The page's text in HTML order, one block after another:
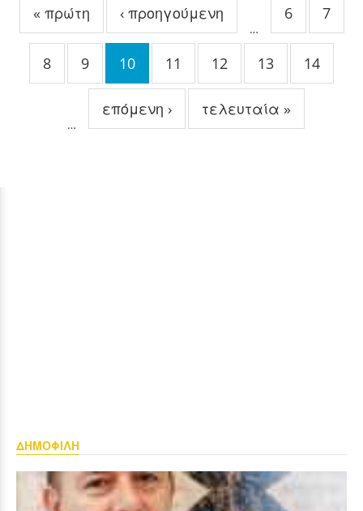
« πρώτη ‹ προηγούμενη
…
6 7
8 9 10 11 12 13 14
…
επόμενη › τελευταία »
ΔΗΜΟΦΙΛΗ